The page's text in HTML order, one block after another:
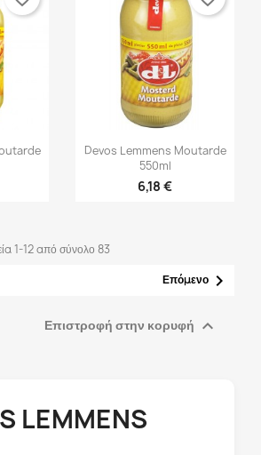
Γρήγορη προβολή
Devos Lemmens Moutarde
550ml
6,18 €
1-12 από σύνολο 83
Επόμενο
Επιστροφή στην κορυφή 
LEMMENS